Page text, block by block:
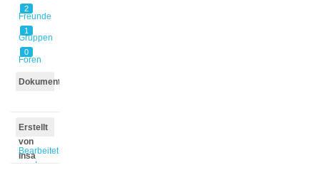
2
Freunde
1
Gruppen
0
Foren
Dokumente
Erstellt
von
Insa
Bearbeitet
von Insa